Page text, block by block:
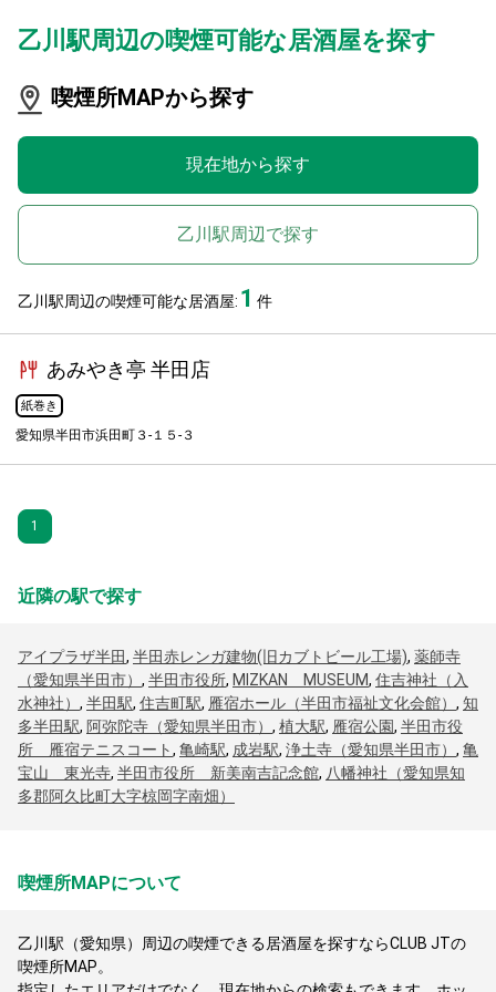
乙川駅周辺の喫煙可能な居酒屋を探す
喫煙所MAPから探す
現在地から探す
乙川駅周辺で探す
乙川駅周辺の喫煙可能な居酒屋: 1 件
あみやき亭 半田店
紙巻き
愛知県半田市浜田町３-１５-３
1
近隣の駅で探す
アイプラザ半田, 半田赤レンガ建物(旧カブトビール工場), 薬師寺
（愛知県半田市） , 半田市役所, MIZKAN MUSEUM, 住吉神社（入
水神社） , 半田駅, 住吉町駅, 雁宿ホール（半田市福祉文化会館） , 知
多半田駅, 阿弥陀寺（愛知県半田市） , 植大駅, 雁宿公園, 半田市役
所 雁宿テニスコート, 亀崎駅, 成岩駅, 浄土寺（愛知県半田市） , 亀
宝山 東光寺, 半田市役所 新美南吉記念館, 八幡神社（愛知県知
多郡阿久比町大字椋岡字南畑）
喫煙所MAPについて
乙川駅（愛知県）周辺の喫煙できる居酒屋を探すならCLUB JTの
喫煙所MAP。